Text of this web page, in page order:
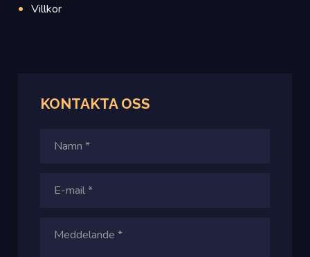
Villkor
KONTAKTAOSS